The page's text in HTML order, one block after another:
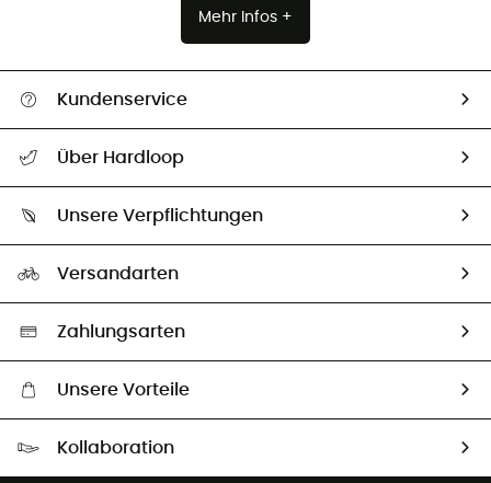
Mehr Infos +
Kundenservice
Größentabelle
Über Hardloop
Unsere Botschafter
Unsere Verpflichtungen
Auswahl an nachhaltigen Produkten
Versandarten
Zahlungsarten
Unsere Vorteile
Kollaboration